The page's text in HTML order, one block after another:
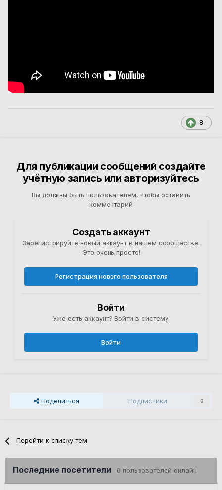
8
Для публикации сообщений создайте
учётную запись или авторизуйтесь
Вы должны быть пользователем, чтобы оставить
комментарий
Создать аккаунт
Зарегистрируйте новый аккаунт в нашем сообществе.
Это очень просто!
Регистрация нового пользователя
Войти
Уже есть аккаунт? Войти в систему.
Войти
Поделиться Подписчики 0
Перейти к списку тем
Последние посетители 0 пользователей онлайн